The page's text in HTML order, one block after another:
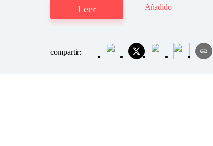
Leer Añadido
compartir: